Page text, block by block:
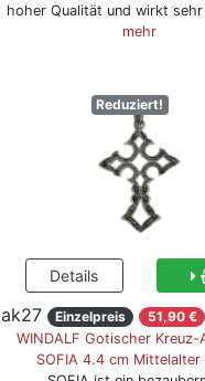
hoher Qualität und wirkt sehr
mehr
Reduziert!
ak27 Einzelpreis 51,90 €
WINDALF Gotischer Kreuz-
SOFIA 4.4 cm Mittelalter